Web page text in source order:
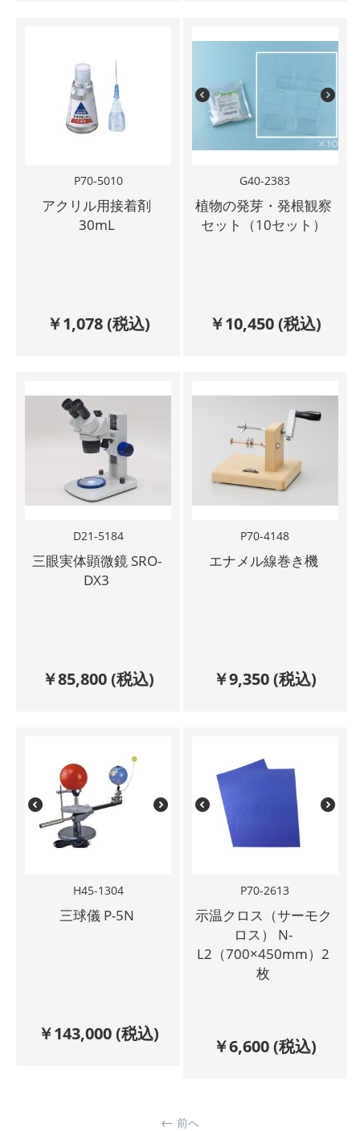
P70-5010
アクリル用接着剤
30mL
￥1,078(税込)
G40-2383
植物の発芽・発根観察
セット（10セット）
￥10,450(税込)
D21-5184
三眼実体顕微鏡 SRO-
DX3
￥85,800(税込)
P70-4148
エナメル線巻き機
￥9,350(税込)
H45-1304
三球儀 P-5N
￥143,000(税込)
P70-2613
示温クロス（サーモク
ロス） N-
L2（700×450mm）2
枚
￥6,600(税込)
前へ